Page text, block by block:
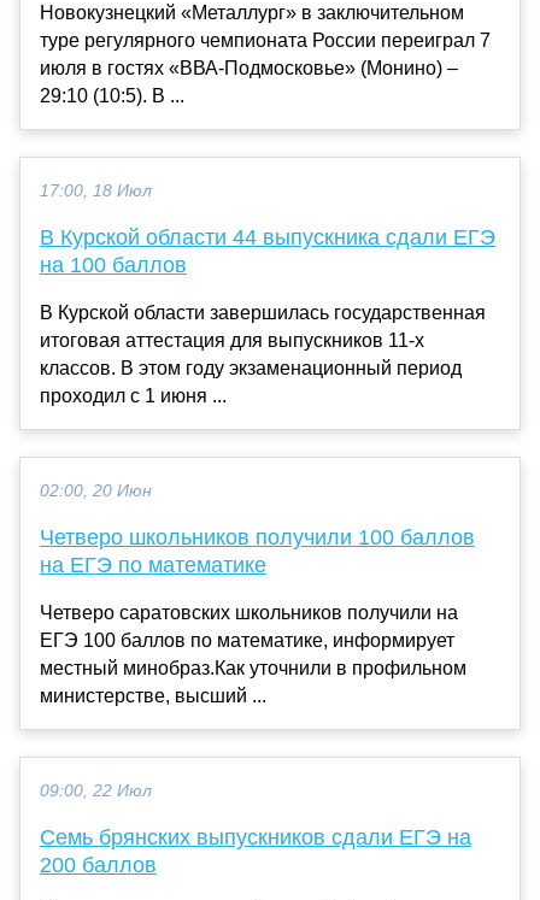
Новокузнецкий «Металлург» в заключительном
туре регулярного чемпионата России переиграл 7
июля в гостях «ВВА-Подмосковье» (Монино) –
29:10 (10:5). В ...
17:00, 18 Июл
В Курской области 44 выпускника сдали ЕГЭ
на 100 баллов
В Курской области завершилась государственная
итоговая аттестация для выпускников 11-х
классов. В этом году экзаменационный период
проходил с 1 июня ...
02:00, 20 Июн
Четверо школьников получили 100 баллов
на ЕГЭ по математике
Четверо саратовских школьников получили на
ЕГЭ 100 баллов по математике, информирует
местный минобраз.Как уточнили в профильном
министерстве, высший ...
09:00, 22 Июл
Семь брянских выпускников сдали ЕГЭ на
200 баллов